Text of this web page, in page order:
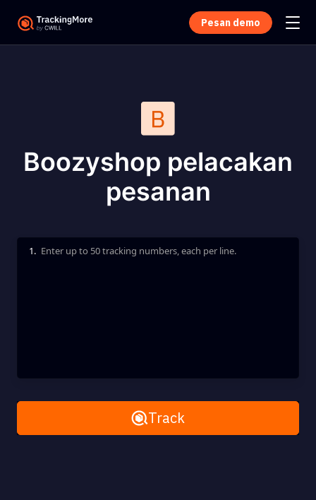
Pesan demo
Boozyshop pelacakan
pesanan
Enter up to 50 tracking numbers, each per line.
1.
Remove AllTrack